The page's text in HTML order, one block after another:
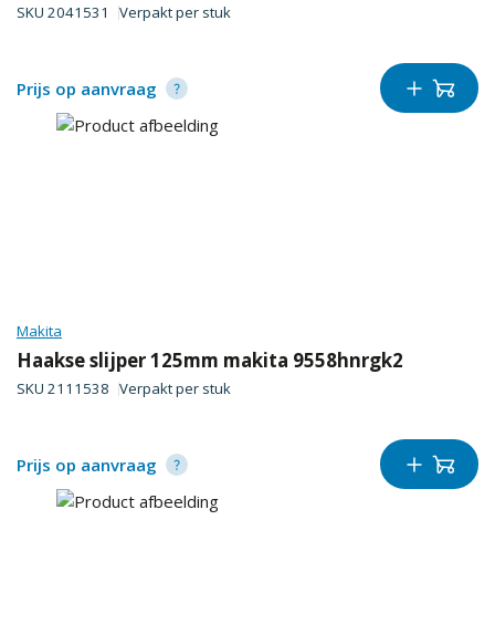
SKU 2041531 Verpakt per stuk
Prijs op aanvraag
Makita
Haakse slijper 125mm makita 9558hnrgk2
SKU 2111538 Verpakt per stuk
Prijs op aanvraag